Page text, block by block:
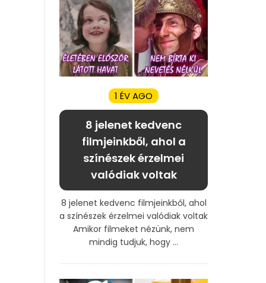
1 ÉV AGO
8 jelenet kedvenc
filmjeinkből, ahol a
színészek érzelmei
valódiak voltak
8 jelenet kedvenc filmjeinkből, ahol
a színészek érzelmei valódiak voltak
Amikor filmeket nézünk, nem
mindig tudjuk, hogy ...